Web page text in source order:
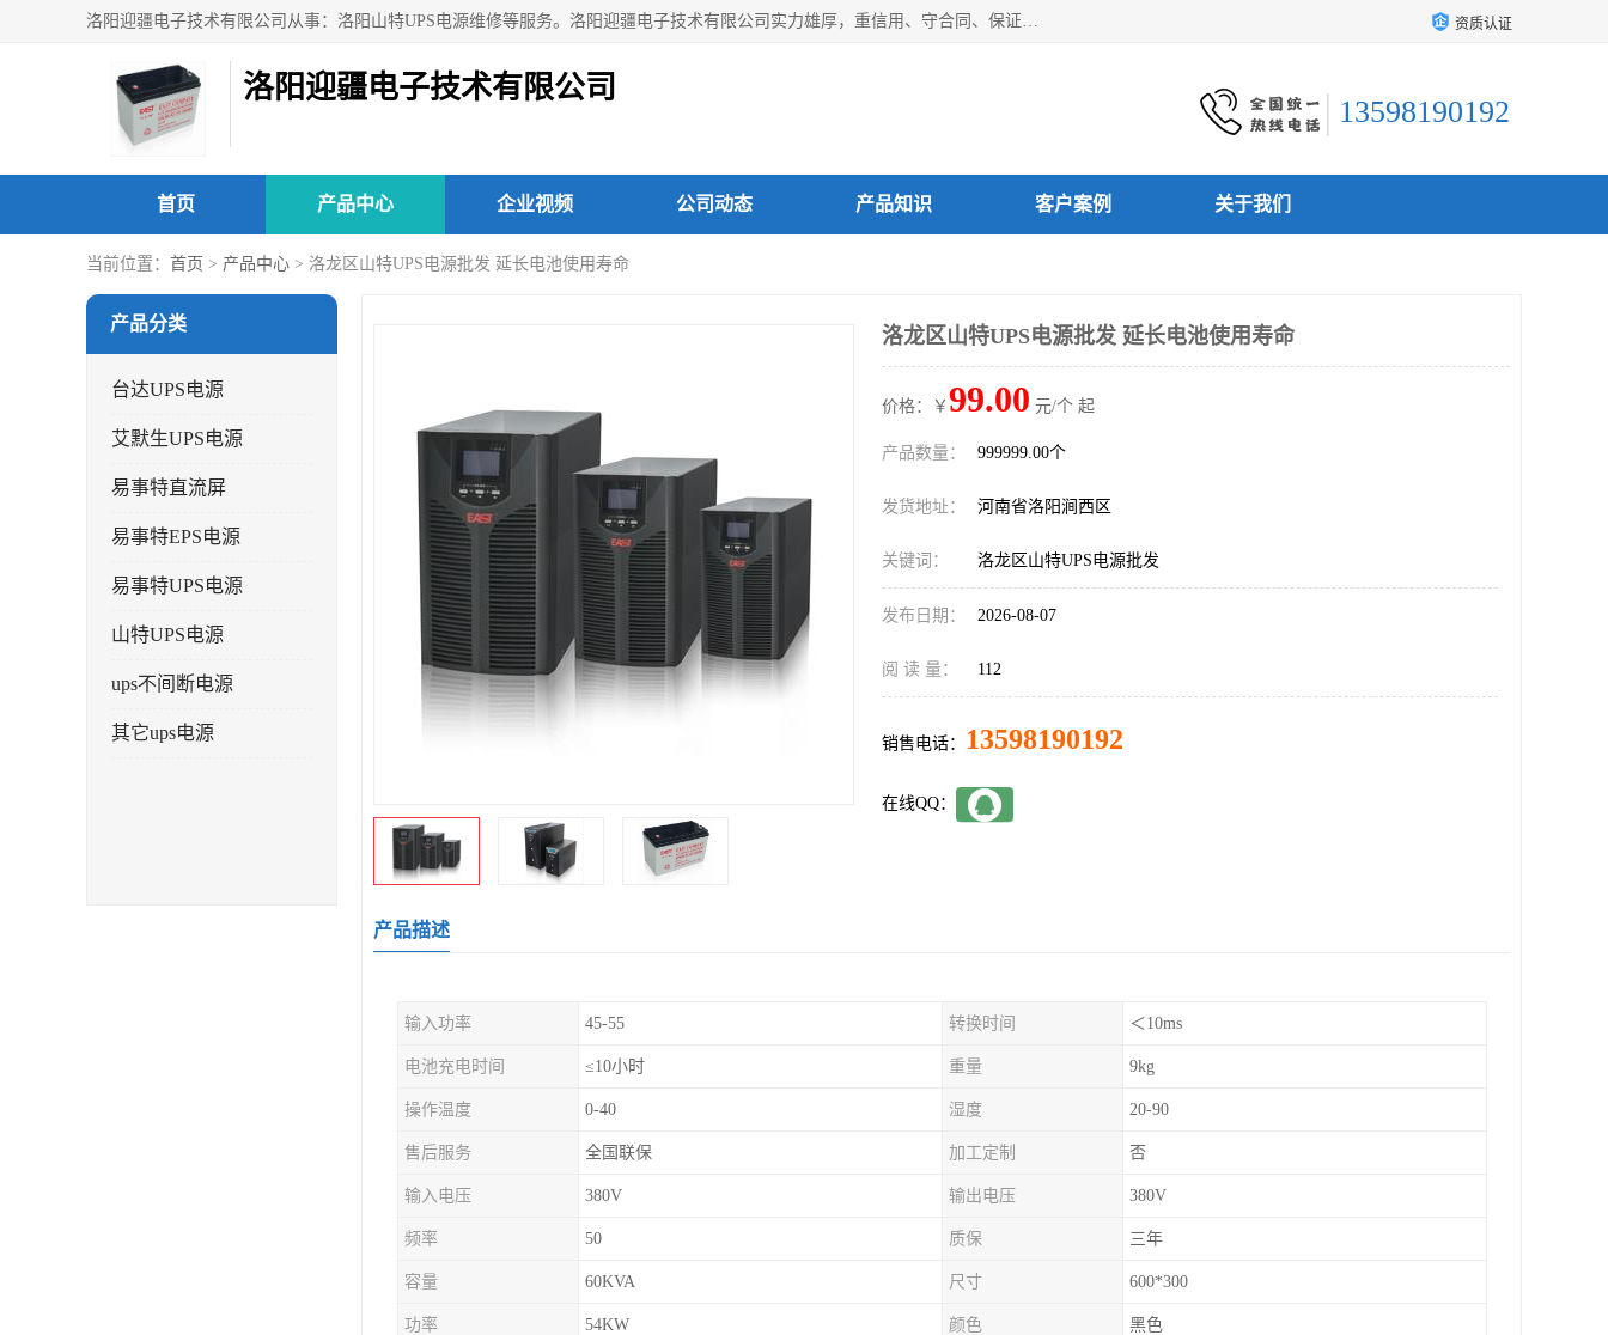
洛阳迎疆电子技术有限公司从事：洛阳山特UPS电源维修等服务。洛阳迎疆电子技术有限公司实力雄厚，重信用、守合同、保证产品质量，以多品种经营特色和薄利多销的原则，赢得了广大客户的信任。公司的宗旨——用服务求发展，用质量求生存！ 资质认证
洛阳迎疆电子技术有限公司
13598190192
首页 产品中心 企业视频 公司动态 产品知识 客户案例 关于我们
当前位置： 首页 > 产品中心 > 洛龙区山特UPS电源批发 延长电池使用寿命
产品分类
台达UPS电源
艾默生UPS电源
易事特直流屏
易事特EPS电源
易事特UPS电源
山特UPS电源
ups不间断电源
其它ups电源
洛龙区山特UPS电源批发 延长电池使用寿命
价格：￥ 99.00 元/个 起
产品数量： 999999.00个
发货地址： 河南省洛阳涧西区
关键词： 洛龙区山特UPS电源批发
发布日期： 2026-08-07
阅 读 量： 112
销售电话： 13598190192
在线QQ：
产品描述
输入功率 45-55 转换时间 ＜10ms
电池充电时间 ≤10小时 重量 9kg
操作温度 0-40 湿度 20-90
售后服务 全国联保 加工定制 否
输入电压 380V 输出电压 380V
频率 50 质保 三年
容量 60KVA 尺寸 600*300
功率 54KW 颜色 黑色